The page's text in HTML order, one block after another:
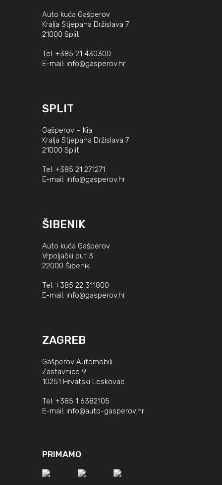
Auto kuća Gašperov
Kralja Stjepana Držislava 7
21000 Split
Tel: +385 21 430300
E-mail: info@gasperov.hr
SPLIT
Gašperov – Kia
Kralja Stjepana Držislava 7
21000 Split
Tel: +385 21 271271
E-mail: info@gasperov.hr
ŠIBENIK
Auto kuća Gašperov
Vrpoljački put 3
22000 Šibenik
Tel: +385 22 311800
E-mail: info@gasperov.hr
ZAGREB
Gašperov Automobili
Zastavnice 9
10251 Hrvatski Leskovac
Tel: +385 1 6382105
E-mail: info@auto-gasperov.hr
PRIMAMO